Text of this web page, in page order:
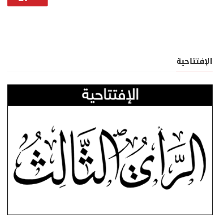
الإفتتاحية